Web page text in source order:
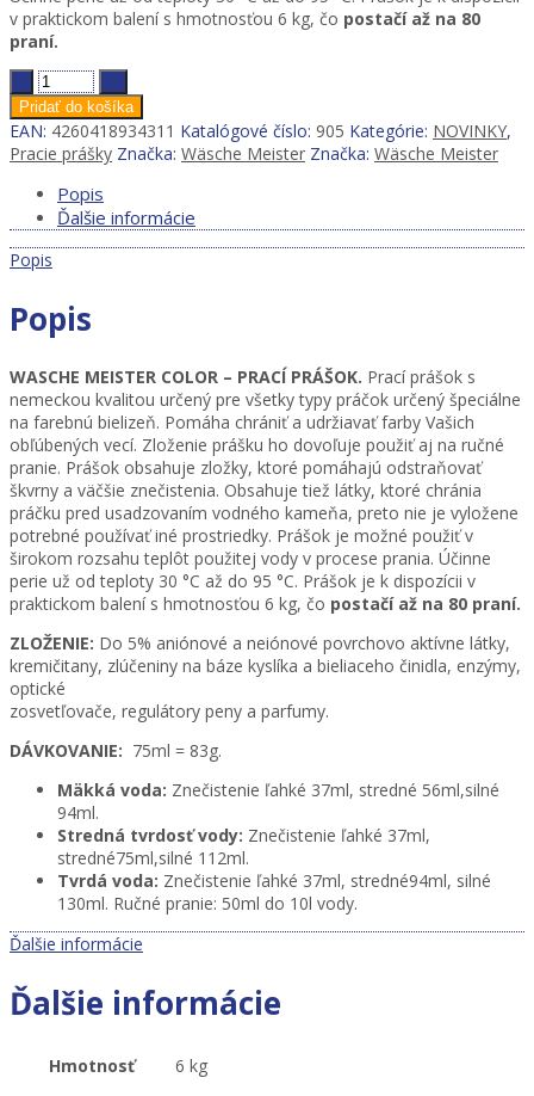
v praktickom balení s hmotnosťou 6 kg, čo postačí až na 80
praní.
Wäsche
Meister
COLOR
PRACÍ
PRÁŠOK
6
KG
80
quantity
Pridať do košíka
EAN: 4260418934311 Katalógové číslo: 905 Kategórie: NOVINKY,
Pracie prášky Značka: Wäsche Meister Značka: Wäsche Meister
Popis
Ďalšie informácie
Popis
Popis
WASCHE MEISTER COLOR – PRACÍ PRÁŠOK. Prací prášok s
nemeckou kvalitou určený pre všetky typy práčok určený špeciálne
na farebnú bielizeň. Pomáha chrániť a udržiavať farby Vašich
obľúbených vecí. Zloženie prášku ho dovoľuje použiť aj na ručné
pranie. Prášok obsahuje zložky, ktoré pomáhajú odstraňovať
škvrny a väčšie znečistenia. Obsahuje tiež látky, ktoré chránia
práčku pred usadzovaním vodného kameňa, preto nie je vyložene
potrebné používať iné prostriedky. Prášok je možné použiť v
širokom rozsahu teplôt použitej vody v procese prania. Účinne
perie už od teploty 30 °C až do 95 °C. Prášok je k dispozícii v
praktickom balení s hmotnosťou 6 kg, čo postačí až na 80 praní.
ZLOŽENIE: Do 5% aniónové a neiónové povrchovo aktívne látky,
kremičitany, zlúčeniny na báze kyslíka a bieliaceho činidla, enzýmy,
optické
zosvetľovače, regulátory peny a parfumy.
DÁVKOVANIE: 75ml = 83g.
Mäkká voda: Znečistenie ľahké 37ml, stredné 56ml,silné
94ml.
Stredná tvrdosť vody: Znečistenie ľahké 37ml,
stredné75ml,silné 112ml.
Tvrdá voda: Znečistenie ľahké 37ml, stredné94ml, silné
130ml. Ručné pranie: 50ml do 10l vody.
Ďalšie informácie
Ďalšie informácie
Hmotnosť
6 kg